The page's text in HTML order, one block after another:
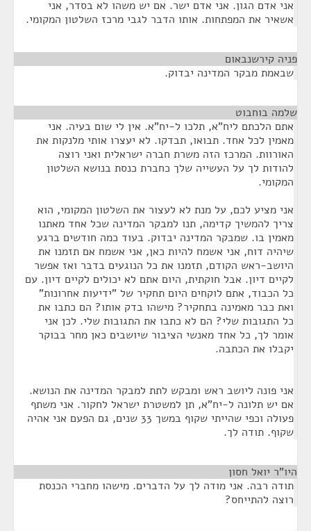
אני אדם הגון. אני אדם ישר. אם יש משהו לא בסדר, אני
אשאיר את המפתחות. אותו הדבר לגבי מרכז השלטון המקומי.
פניה קירשנבאום
שבאמת מבקר המדינה יבדוק.
שלמה בוחבוט
אתם הלכתם ליח"א, תלכו ל-יח"א. אין לי שום בעיה. אני
מאמין לכל אחד. תבואו, תבדקו. לא יעצרו אותי מלנקות את
האורוות. המרכז הזה משרת חברה ישראלית ואני רוצה
להודות לך על העשייה שלך כחברת כנסת בנושא השלטון
המקומי.
אני מציע לכם, על מנת לא לעצור את השלטון המקומי, הוא
צריך להמשיך קדימה, תנו למבקר המדינה שכל אחד מאתנו
מאמין בו. שמבקר המדינה יבדוק. בעוד כמה חודשים ברגע
שיהיה דוח, אני אשמח להיות כאן, אני אשמח אם תזמנו את
היושב-ראש הקודם, תזמנו את כל הנוגעים בדבר ואז אפשר
לקיים דיון. אבל חוקתית, היום אתם לא יכולים לקיים דיון. עם
כל הכבוד, אתם לוקחים היום תחקיר של "ידיעות אחרונות"
ואת כבר מאמינה בתחקיר? מישהו בדק אותו? הם כתבו את
כל התגובות שלי? הם לא כתבו את התגובות שלי. לכן אני
אומר לך, כל אחד מאנשי הציבור שיושבים כאן מחר בבוקר
יקבלו את הכתבה.
אני פונה ליושב ראש ומבקש לתת למבקר המדינה את הנושא.
אם יש תלונה ל-יח"א, תן למשטרת ישראל לחקור. אני משתף
פעולה וכפי שהייתי שקוף במשך 33 שנים, גם הפעם אני אהיה
שקוף. תודה לך.
היו"ר יואל חסון
תודה רבה. אני מודה לך על הדברים. מישהו מחברי הכנסת
רוצה להתייחס?